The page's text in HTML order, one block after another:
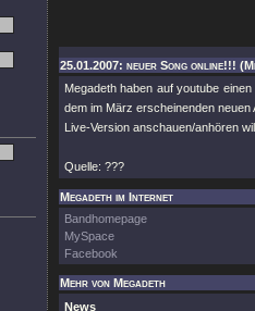
25.01.2007: neuer Song online!!!
Megadeth haben auf youtube
dem im März erscheinenden
Live-Version anschauen/anhören
Quelle: ???
Megadeth im Internet
Bandhomepage
MySpace
Facebook
Mehr von Megadeth
News